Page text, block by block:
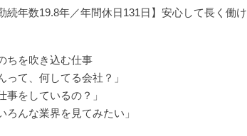
続年数19.8年／年間休日131日】安心して長く働
ちを吹き込む仕事
って、何してる会社？」
事をしているの？」
ろんな業界を見てみたい」